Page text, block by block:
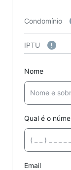
Condomínio
IPTU
Nome
Qual é o
Email